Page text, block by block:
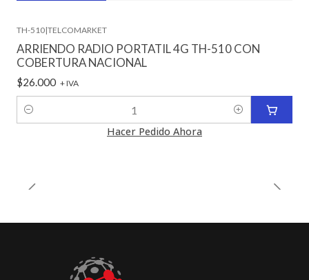
TH-510|TELCOMARKET
ARRIENDO RADIO PORTATIL 4G TH-510 CON
COBERTURA NACIONAL
$26.000 + IVA
Cantidad
Hacer Pedido Ahora